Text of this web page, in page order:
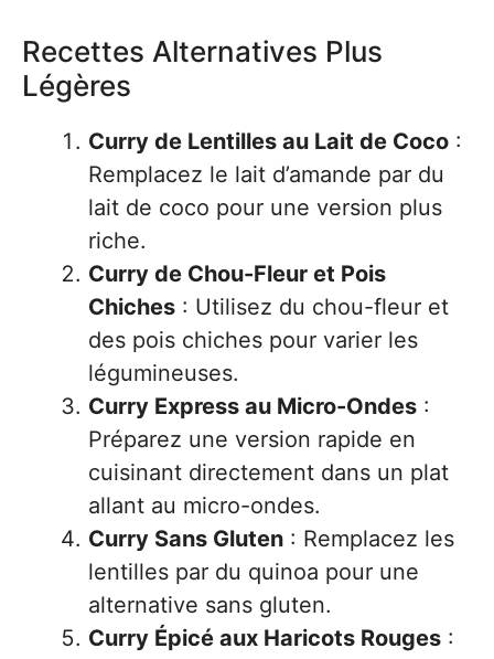
Recettes Alternatives Plus
Légères
Curry de Lentilles au Lait de Coco :
Remplacez le lait d’amande par du
lait de coco pour une version plus
riche.
Curry de Chou-Fleur et Pois
Chiches : Utilisez du chou-fleur et
des pois chiches pour varier les
légumineuses.
Curry Express au Micro-Ondes :
Préparez une version rapide en
cuisinant directement dans un plat
allant au micro-ondes.
Curry Sans Gluten : Remplacez les
lentilles par du quinoa pour une
alternative sans gluten.
Curry Épicé aux Haricots Rouges :